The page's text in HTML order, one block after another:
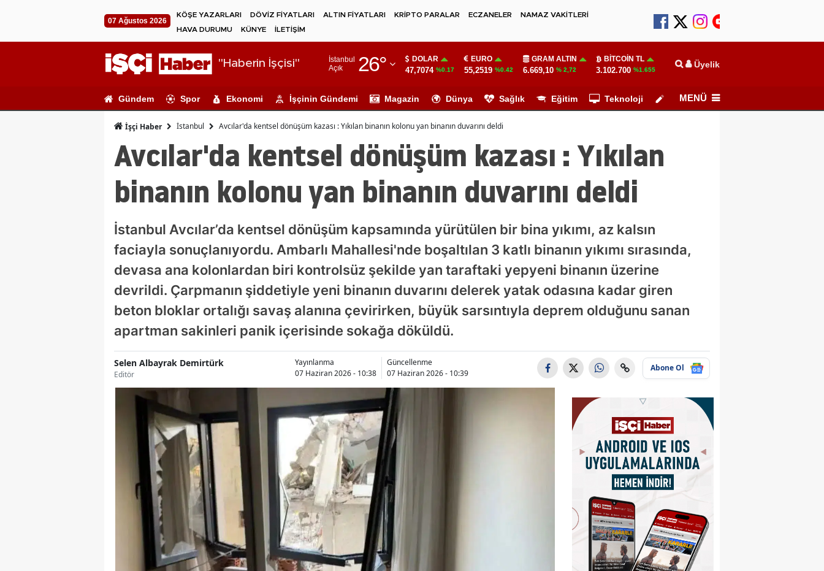
07 Ağustos 2026
KÖŞE YAZARLARI DÖVİZ FİYATLARI ALTIN FİYATLARI KRİPTO PARALAR ECZANELER
NAMAZ VAKİTLERİ
HAVA DURUMU
KÜNYE İLETİŞİM
"Haberin İşçisi"
İstanbul
Açık
26°
Adıyaman
Ağrı
Ankara
Antalya
Aydın
Balıkesir
Bilecik
Bingöl
Bitlis
Burdur
Bursa
Çanakkale
Çankırı
Çorum
Denizli
Diyarbakır
Edirne
DOLAR
47,7074 %0.17
EURO
55,2519 %0.42
GRAM ALTIN
6.669,10 % 2,72
BITCOIN TL
3.102.700 %1.655 Üyelik
Gündem Spor Ekonomi İşçinin Gündemi Magazin Dünya Sağlık Eğitim Teknoloji Köşe Yazarları
MENÜ
İşçi Haber İstanbul Avcılar'da kentsel dönüşüm kazası : Yıkılan binanın kolonu yan binanın duvarını deldi
Avcılar'da kentsel dönüşüm kazası : Yıkılan
binanın kolonu yan binanın duvarını deldi
İstanbul Avcılar’da kentsel dönüşüm kapsamında yürütülen bir bina yıkımı, az kalsın
faciayla sonuçlanıyordu. Ambarlı Mahallesi'nde boşaltılan 3 katlı binanın yıkımı sırasında,
devasa ana kolonlardan biri kontrolsüz şekilde yan taraftaki yepyeni binanın üzerine
devrildi. Çarpmanın şiddetiyle yeni binanın duvarını delerek yatak odasına kadar giren
beton bloklar ortalığı savaş alanına çevirirken, büyük sarsıntıyla deprem olduğunu sanan
apartman sakinleri panik içerisinde sokağa döküldü.
Selen Albayrak Demirtürk
Editör
Yayınlanma
07 Haziran 2026 - 10:38
Güncellenme
07 Haziran 2026 - 10:39
Abone Ol